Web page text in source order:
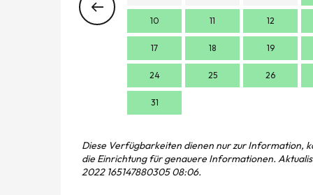
10 11 12
17 18 19
24 25 26
31
Diese Verfügbarkeiten dienen nur zur Information,
die Einrichtung für genauere Informationen.
2022 165147880305 08:06.